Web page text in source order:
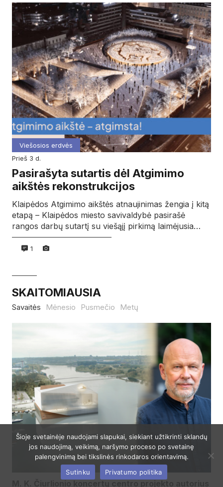
Viešosios erdvės
prieš 3 d.
Pasirašyta sutartis dėl Atgimimo
aikštės rekonstrukcijos
Klaipėdos Atgimimo aikštės atnaujinimas žengia į kitą
etapą – Klaipėdos miesto savivaldybė pasirašė
rangos darbų sutartį su viešąjį pirkimą laimėjusia…
1
SKAITOMIAUSIA
Savaitės Mėnesio Pusmečio Metų
Šioje svetainėje naudojami slapukai, siekiant užtikrinti sklandų
jos naudojimą, veikimą, naršymo proceso po svetainę
palengvinimą bei tikslinės rinkodaros orientavimą.
Sutinku
Privatumo politika